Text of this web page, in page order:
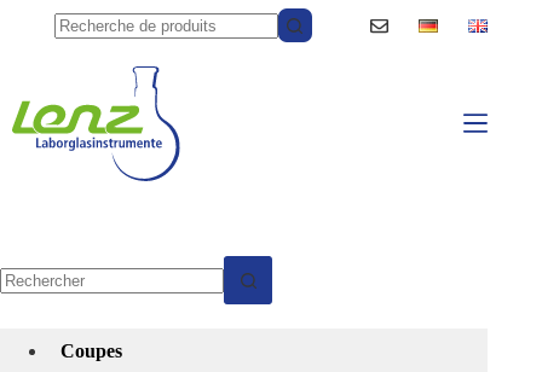
Coupes